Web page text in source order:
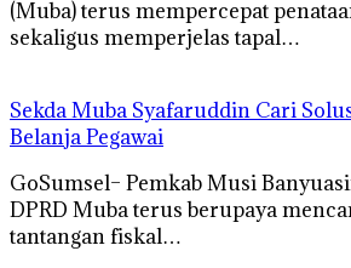
(Muba) terus mempercepat
sekaligus memperjelas tapal…
Sekda Muba Syafaruddin Cari
Belanja Pegawai
GoSumsel– Pemkab Musi
DPRD Muba terus berupaya
tantangan fiskal…